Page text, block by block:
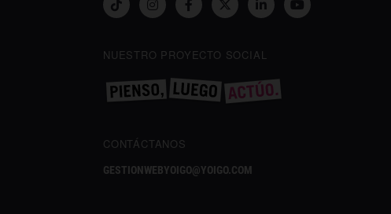
NUESTRO PROYECTO SOCIAL
CONTÁCTANOS
GESTIONWEBYOIGO@YOIGO.COM